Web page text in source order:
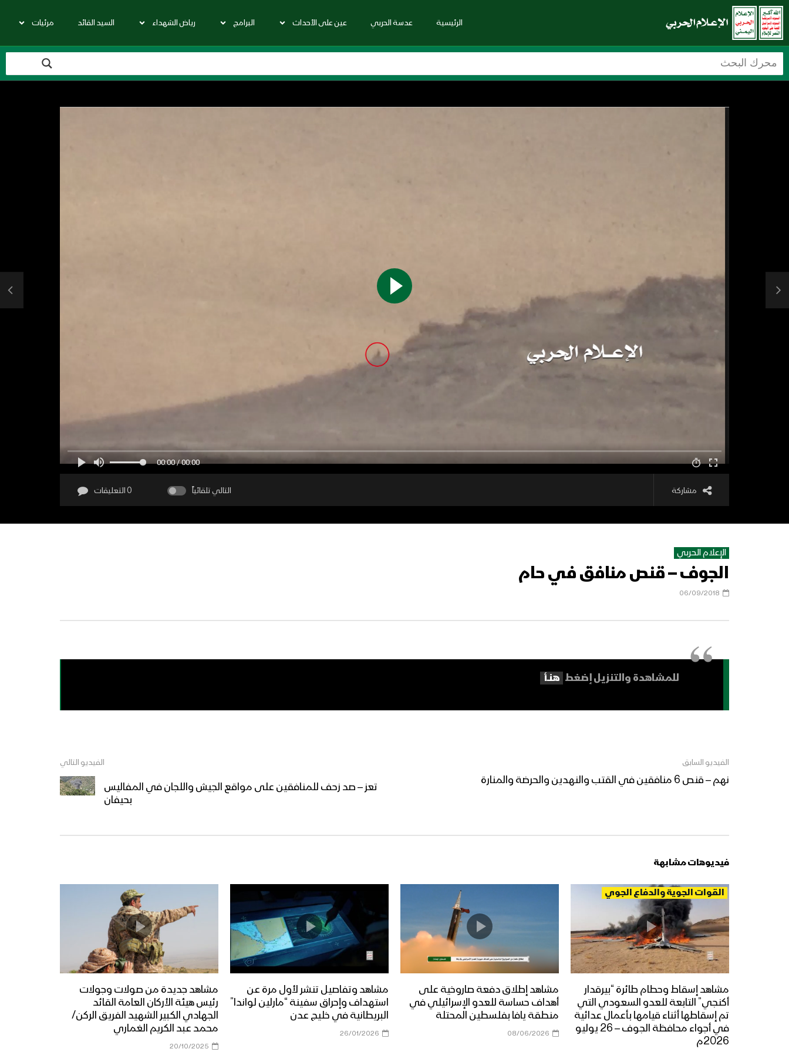
الرئيسية عدسة الحربي عين على الأحداث البرامج رياض الشهداء السيد القائد مرئيات
00:00 / 00:00
مشاركة التالي تلقائياً 0 التعليقات
الإعلام الحربي
الجوف – قنص منافق في حام
06/09/2018
للمشاهدة والتنزيل إضغط هنـــأ
الفيديو السابق
نهم – قنص 6 منافقين في القتب والنهدين والحرضة والمنارة
الفيديو التالي
تعز – صد زحف للمنافقين على مواقع الجيش واللجان في المفاليس
بحيفان
فيديوهات مشابهة
القوات الجوية والدفاع الجوي
مشاهد إسقاط وحطام طائرة “بيرقدار
أكنجي” التابعة للعدو السعودي التي
تم إسقاطها أثناء قيامها بأعمال عدائية
في أجواء محافظة الجوف – 26 يوليو
2026م
مشاهد إطلاق دفعة صاروخية على
أهداف حساسة للعدو الإسرائيلي في
منطقة يافا بفلسطين المحتلة
08/06/2026
مشاهد وتفاصيل تنشر لأول مرة عن
استهداف وإحراق سفينة “مارلين لواندا”
البريطانية في خليج عدن
26/01/2026
مشاهد جديدة من صولات وجولات
رئيس هيئة الأركان العامة القائد
الجهادي الكبير الشهيد الفريق الركن/
محمد عبد الكريم الغماري
20/10/2025